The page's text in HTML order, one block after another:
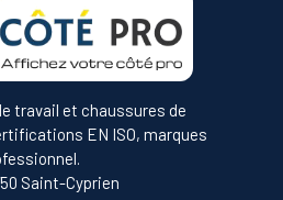
travail et chaussures de
EN ISO, marques
Saint-Cyprien